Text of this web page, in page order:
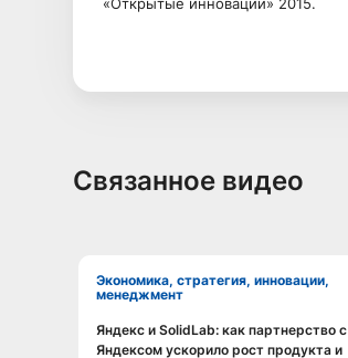
Связанное видео
Экономика, стратегия, инновации,
менеджмент
Смотреть видео
Яндекс и SolidLab: как партнерство с
Яндексом ускорило рост продукта и